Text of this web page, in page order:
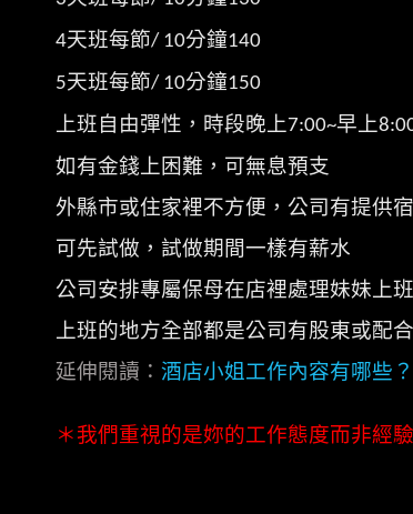
4天班每節/ 10分鐘140
5天班每節/ 10分鐘150
上班自由彈性，時段晚上7:00~早上
如有金錢上困難，可無息預支
外縣市或住家裡不方便，公司有提供
可先試做，試做期間一樣有薪水
公司安排專屬保母在店裡處理妹妹上
上班的地方全部都是公司有股東或配
延伸閱讀： 酒店小姐工作內容有哪些
＊我們重視的是妳的工作態度而非經